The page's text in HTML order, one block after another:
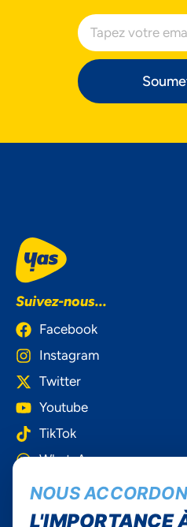
Suivez-nous...
Facebook
Instagram
Twitter
Youtube
TikTok
WhatsApp
Yas Togo
NOUS
L'IMPORTANCE